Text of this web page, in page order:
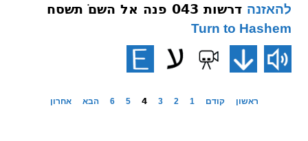
להאזנה דרשות 043 פנה אל השםֹ תשסח
Turn to Hashem
ראשון קודם 1
2
3
4
5
6 הבא אחרון